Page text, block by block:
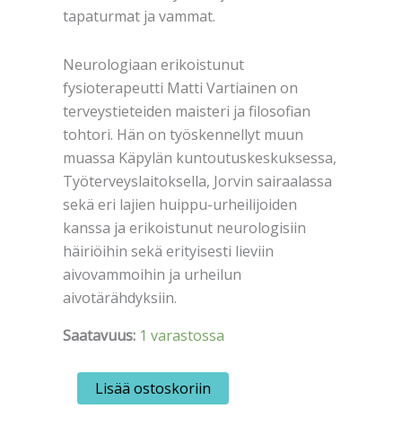
tapaturmat ja vammat.
Neurologiaan erikoistunut
fysioterapeutti Matti Vartiainen on
terveystieteiden maisteri ja filosofian
tohtori. Hän on työskennellyt muun
muassa Käpylän kuntoutuskeskuksessa,
Työterveyslaitoksella, Jorvin sairaalassa
sekä eri lajien huippu-urheilijoiden
kanssa ja erikoistunut neurologisiin
häiriöihin sekä erityisesti lieviin
aivovammoihin ja urheilun
aivotärähdyksiin.
Saatavuus: 1 varastossa
Vartiainen,
Matti: Lisää ostoskoriin